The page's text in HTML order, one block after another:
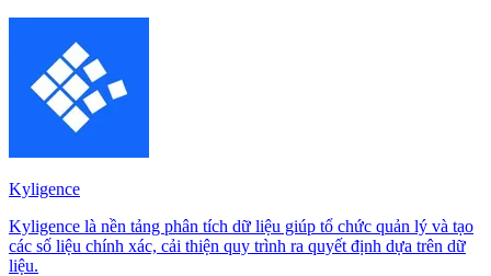
Kyligence
Kyligence là nền tảng phân tích dữ liệu giúp tổ chức quản lý và tạo
các số liệu chính xác, cải thiện quy trình ra quyết định dựa trên dữ
liệu.